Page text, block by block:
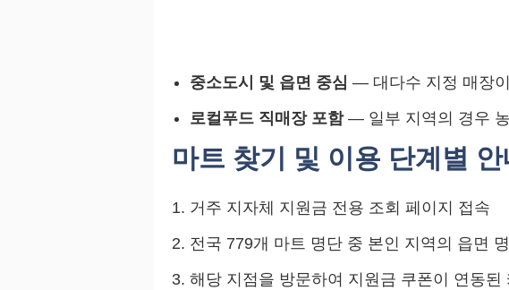
중소도시 및 읍면 중심 — 대다수 지정 매장
로컬푸드 직매장 포함— 일부 지역의 경우
마트 찾기 및 이용 단계별 안
거주 지자체 지원금 전용 조회 페이지 접속
전국 779개 마트 명단 중 본인 지역의 읍면
해당 지점을 방문하여 지원금 쿠폰이 연동된